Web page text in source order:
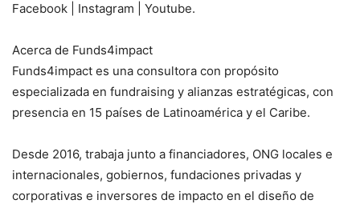
Facebook | Instagram | Youtube.
Acerca de Funds4impact
Funds4impact es una consultora con propósito
especializada en fundraising y alianzas estratégicas, con
presencia en 15 países de Latinoamérica y el Caribe.
Desde 2016, trabaja junto a financiadores, ONG locales e
internacionales, gobiernos, fundaciones privadas y
corporativas e inversores de impacto en el diseño de